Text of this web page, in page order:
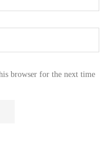
browser for the next time